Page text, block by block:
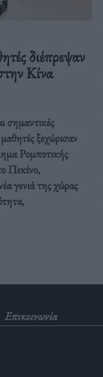
διέπρεψαν
Κίνα
σημαντικές
ξεχώρισαν
Ρομποτικής
Πεκίνο,
γενιά της χώρας
Επικοινωνία